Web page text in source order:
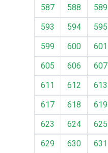
587
588 589
593
594 595
599
600 601
605
606 607
611
612 613
617
618 619
623
624 625
629
630 631